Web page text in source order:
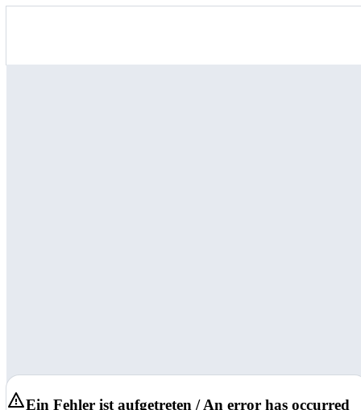
Ein Fehler ist aufgetreten / An error has occurred